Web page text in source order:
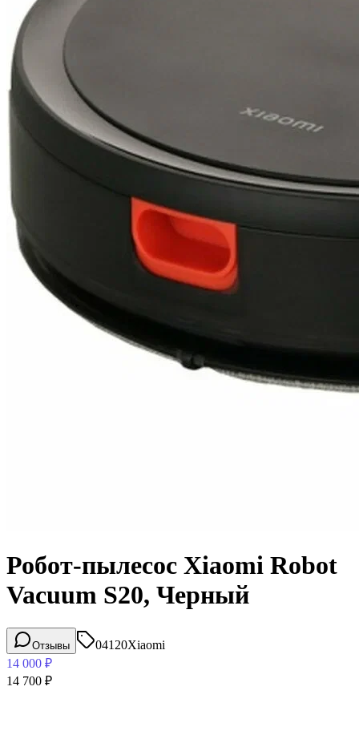
Робот-пылесос Xiaomi Robot
Vacuum S20, Черный
Отзывы 04120Xiaomi
14 000 ₽
14 700 ₽